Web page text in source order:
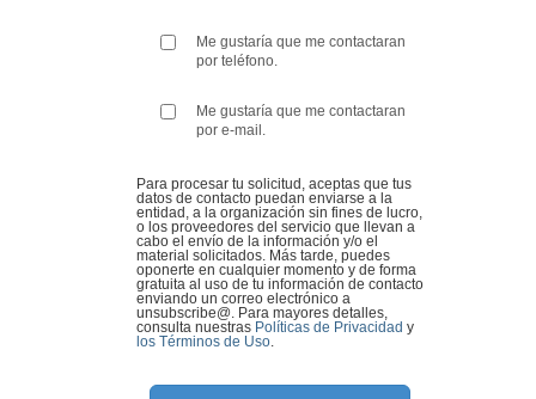
Me gustaría que me contactaran
por teléfono.
Me gustaría que me contactaran
por e-mail.
Para procesar tu solicitud, aceptas que tus
datos de contacto puedan enviarse a la
entidad, a la organización sin fines de lucro,
o los proveedores del servicio que llevan a
cabo el envío de la información y/o el
material solicitados. Más tarde, puedes
oponerte en cualquier momento y de forma
gratuita al uso de tu información de contacto
enviando un correo electrónico a
unsubscribe@ . Para mayores detalles,
consulta nuestras Políticas de Privacidad y
los Términos de Uso